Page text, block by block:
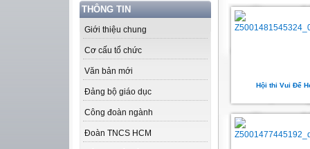
THÔNG TIN
Giới thiệu chung
Cơ cấu tổ chức
Văn bản mới
Đảng bộ giáo dục
Công đoàn ngành
Đoàn TNCS HCM
Hội thi Vui Để